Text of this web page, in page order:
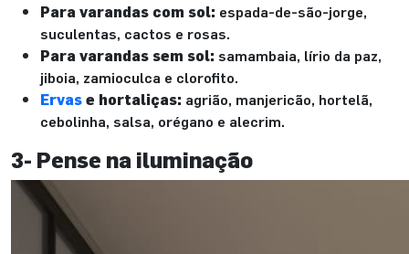
Para varandas com sol: espada-de-são-jorge,
suculentas, cactos e rosas.
Para varandas sem sol: samambaia, lírio da paz,
jiboia, zamioculca e clorofito.
Ervase hortaliças: agrião, manjericão, hortelã,
cebolinha, salsa, orégano e alecrim.
3- Pense na iluminação